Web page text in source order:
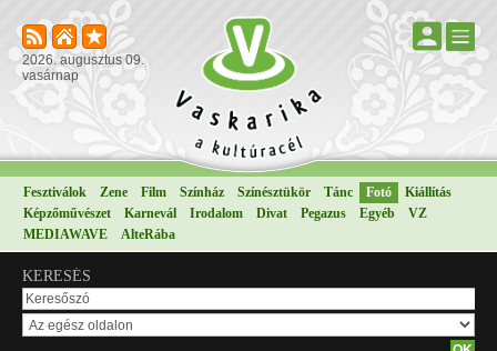
2026. augusztus 09.
vasárnap
Fesztiválok Zene Film Színház Színésztükör Tánc Fotó
Kiállítás
Képzőművészet
Karnevál Irodalom Divat Pegazus Egyéb
VZ
MEDIAWAVE
AlteRába
KERESÉS